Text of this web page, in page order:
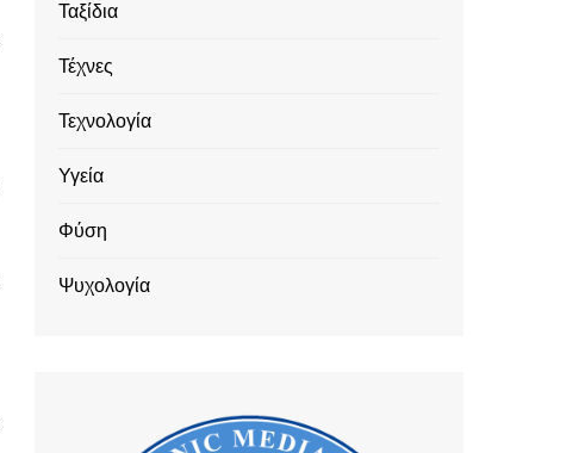
Ταξίδια
Τέχνες
Τεχνολογία
Υγεία
Φύση
Ψυχολογία